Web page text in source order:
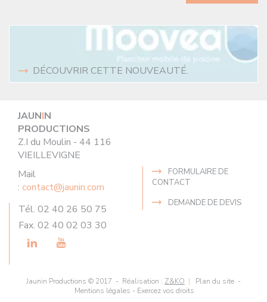
DÉCOUVRIR CETTE NOUVEAUTÉ.
JAUNIN
PRODUCTIONS
Z.I du Moulin - 44 116
VIEILLEVIGNE
Mail
: contact@jaunin.com
Tél. 02 40 26 50 75
Fax. 02 40 02 03 30
LinkedInYoutube
FORMULAIRE DE
CONTACT
DEMANDE DE DEVIS
Jaunin Productions © 2017 - Réalisation : Z&KO | Plan du site -
Mentions légales - Exercez vos droits